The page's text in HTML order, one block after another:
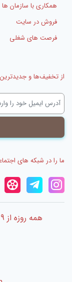
همکاری با سازمان ها
فروش در سایت
فرصت های شغلی
از تخفیف‌ها و
ما را در شبکه های
همه روزه از 9 صبح تا 9 شب پاسخگوی شما هستیم